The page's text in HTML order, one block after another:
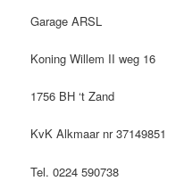
Garage ARSL
Koning Willem II weg 16
1756 BH ‘t Zand
KvK Alkmaar nr 37149851
Tel. 0224 590738